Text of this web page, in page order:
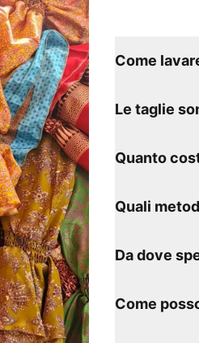
Come
Le taglie
Quanto
Quali
Da dove
Come